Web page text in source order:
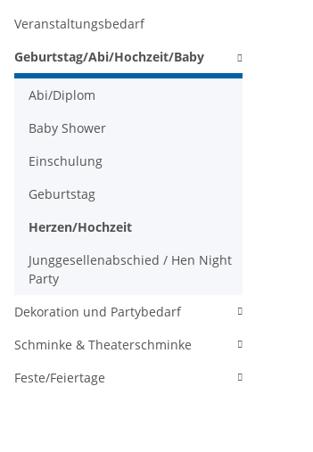
Veranstaltungsbedarf
Geburtstag/Abi/Hochzeit/Baby
Abi/Diplom
Baby Shower
Einschulung
Geburtstag
Herzen/Hochzeit
Junggesellenabschied / Hen Night
Party
Dekoration und Partybedarf
Schminke & Theaterschminke
Feste/Feiertage